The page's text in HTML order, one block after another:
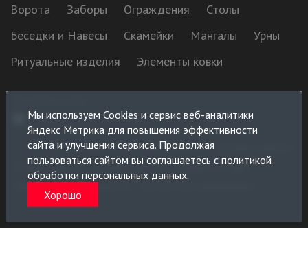
Ворота Заборы Ограждения
Столы
Беседки и Навесы
Скамейки Мангалы
Урны
Ритуальные изделия
Элементы ковки
Политика конфиденциальности
Условия заказа
Условия оплаты
Условия поставки
Информация для клиента
Мы используем Cookies и сервис веб-аналитики
Яндекс Метрика для повышения эффективности
сайта и улучшения сервиса. Продолжая
пользоваться сайтом вы соглашаетесь с политикой
обработки персональных данных.
Хорошо